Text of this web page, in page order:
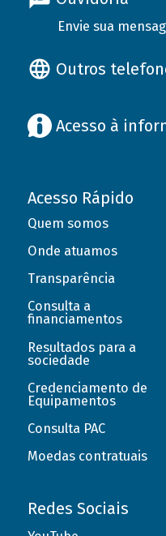
Envie sua
Outros
Acesso à
Acesso Rápido
Quem somos
Onde atuamos
Transparência
Consulta a
financiamentos
Resultados para a
sociedade
Credenciamento de
Equipamentos
Consulta PAC
Moedas contratuais
Redes Sociais